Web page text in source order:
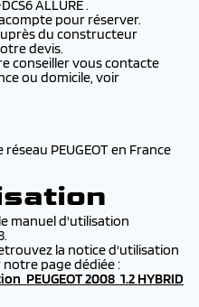
ALLURE .
pour réserver.
du constructeur
devis.
conseiller vous contacte
ou domicile, voir
PEUGEOT en France
manuel d'utilisation
la notice d'utilisation
page dédiée :
PEUGEOT 2008 1.2 HYBRID